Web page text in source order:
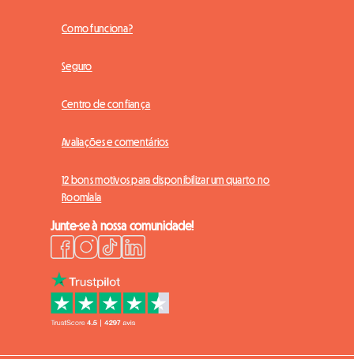
Como funciona?
Seguro
Centro de confiança
Avaliações e comentários
12 bons motivos para disponibilizar um quarto no
Roomlala
Junte-se à nossa comunidade!